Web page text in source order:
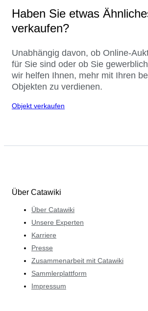
Haben Sie etwas
verkaufen?
Unabhängig davon, ob Online-
für Sie sind oder ob Sie
wir helfen Ihnen, mehr mit Ihren
Objekten zu verdienen.
Objekt verkaufen
Über Catawiki
Über Catawiki
Unsere Experten
Karriere
Presse
Zusammenarbeit mit Catawiki
Sammlerplattform
Impressum